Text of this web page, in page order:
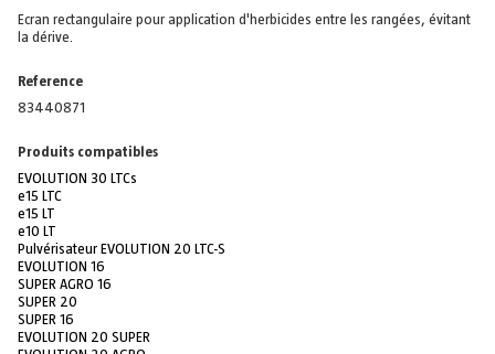
Ecran rectangulaire pour application d'herbicides entre les rangées, évitant
la dérive.
Reference
83440871
Produits compatibles
EVOLUTION 30 LTCs
e15 LTC
e15 LT
e10 LT
Pulvérisateur EVOLUTION 20 LTC-S
EVOLUTION 16
SUPER AGRO 16
SUPER 20
SUPER 16
EVOLUTION 20 SUPER